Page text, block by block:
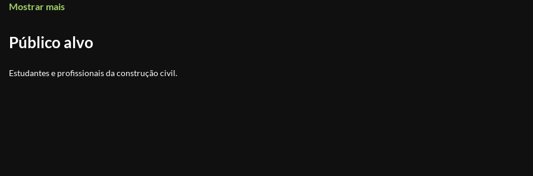
Mostrar mais
Público alvo
Estudantes e profissionais da construção civil.